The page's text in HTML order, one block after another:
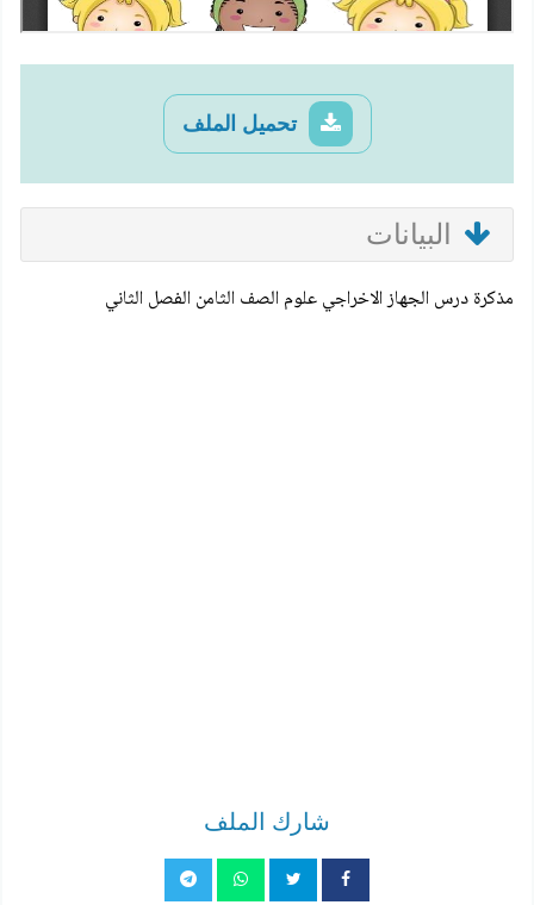
تحميل الملف
البيانات
مذكرة درس الجهاز الاخراجي علوم الصف الثامن الفصل الثاني
شارك الملف